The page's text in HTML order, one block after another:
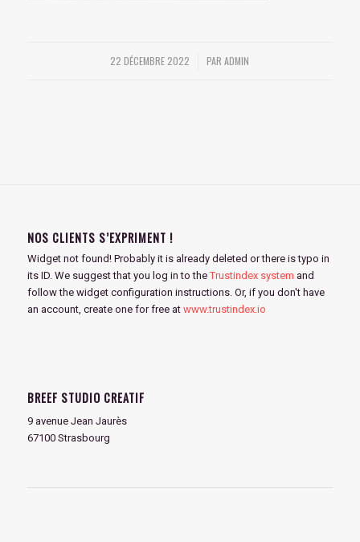
22 DÉCEMBRE 2022
/ PARADMIN
NOS CLIENTS S’EXPRIMENT !
Widget not found! Probably it is already deleted or there is typo in
its ID. We suggest that you log in to theTrustindex system and
follow the widget configuration instructions. Or, if you don't have
an account, create one for free at www.trustindex.io
BREEF STUDIO CREATIF
9 avenue Jean Jaurès
67100 Strasbourg